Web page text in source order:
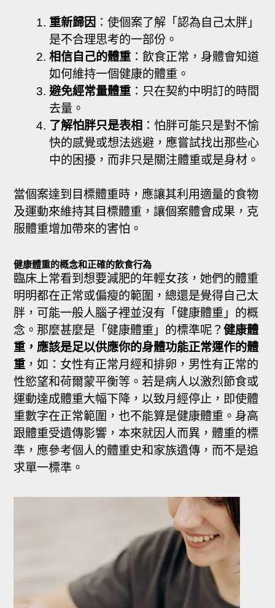
重新歸因 ：使個案了解「認為自己太胖」
是不合理思考的一部份。
相信自己的體重：飲食正常，身體會知道
如何維持一個健康的體重。
避免經常量體重：只在契約中明訂的時間
去量。
了解怕胖只是表相 ：怕胖可能只是對不愉
快的感覺或想法逃避，應嘗試找出那些心
中的困擾，而非只是關注體重或是身材。
當個案達到目標體重時，應讓其利用適量的食物
及運動來維持其目標體重，讓個案體會成果，克
服體重增加帶來的害怕。
健康體重的概念和正確的飲食行為
臨床上常看到想要減肥的年輕女孩，她們的體重
明明都在正常或偏瘦的範圍，總還是覺得自己太
胖，可能一般人腦子裡並沒有「健康體重」的概
念。那麼甚麼是「健康體重」的標準呢？健康體
重，應該是足以供應你的身體功能正常運作的體
重 ，如：女性有正常月經和排卵，男性有正常的
性慾望和荷爾蒙平衡等。若是病人以激烈節食或
運動達成體重大幅下降，以致月經停止，即使體
重數字在正常範圍，也不能算是健康體重。身高
跟體重受遺傳影響，本來就因人而異，體重的標
準，應參考個人的體重史和家族遺傳，而不是追
求單一標準。